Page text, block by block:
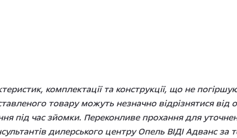
комплектації та конструкції, що не
товару можуть незначно відрізнятися від
під час зйомки. Переконливе прохання для
дилерського центру Опель ВІДІ Адванс